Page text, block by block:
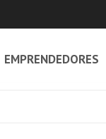
EMPRENDEDORES